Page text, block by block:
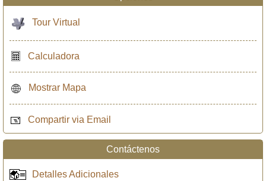
Tour Virtual
Calculadora
Mostrar Mapa
Compartir via Email
Contáctenos
Detalles Adicionales